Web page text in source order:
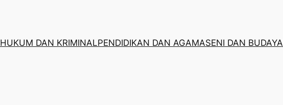
HUKUM DAN KRIMINALPENDIDIKAN DAN AGAMASENI DAN BUDAYA